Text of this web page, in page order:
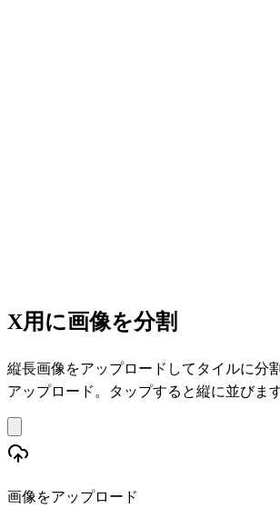
X用に画像を分割
縦長画像をアップロードしてタイルに分
アップロード。タップすると縦に並びます
画像をアップロード